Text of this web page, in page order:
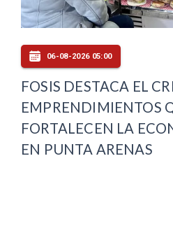
06-08-2026 05:00
FOSIS DESTACA EL
EMPRENDIMIENTOS
FORTALECEN LA
EN PUNTA ARENAS